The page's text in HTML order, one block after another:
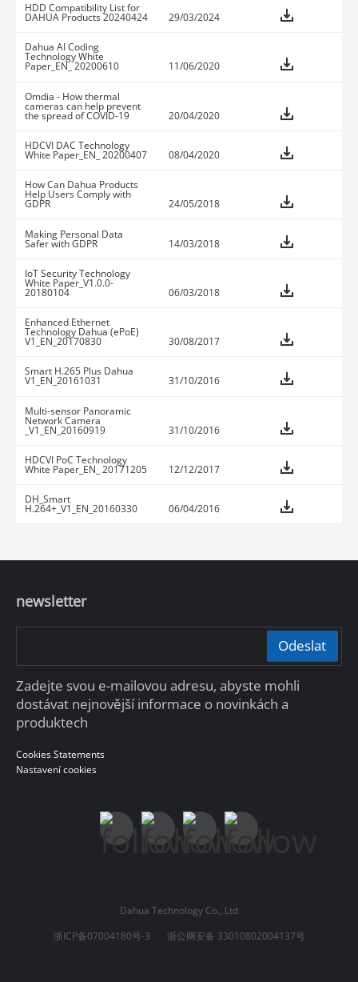
HDD Compatibility List for
DAHUA Products 20240424 29/03/2024
Dahua AI Coding
Technology White
Paper_EN_ 20200610 11/06/2020
Omdia - How thermal
cameras can help prevent
the spread of COVID-19 20/04/2020
HDCVI DAC Technology
White Paper_EN_ 20200407 08/04/2020
How Can Dahua Products
Help Users Comply with
GDPR 24/05/2018
Making Personal Data
Safer with GDPR 14/03/2018
IoT Security Technology
White Paper_V1.0.0-
20180104 06/03/2018
Enhanced Ethernet
Technology Dahua (ePoE)
V1_EN_20170830 30/08/2017
Smart H.265 Plus Dahua
V1_EN_20161031 31/10/2016
Multi-sensor Panoramic
Network Camera
_V1_EN_20160919 31/10/2016
HDCVI PoC Technology
White Paper_EN_ 20171205 12/12/2017
DH_Smart
H.264+_V1_EN_20160330 06/04/2016
newsletter
Odeslat
Zadejte svou e-mailovou adresu, abyste mohli
dostávat nejnovější informace o novinkách a
produktech
Cookies Statements
Nastavení cookies
Dahua Technology Co., Ltd
浙ICP备07004180号-3
浙公网安备 33010802004137号